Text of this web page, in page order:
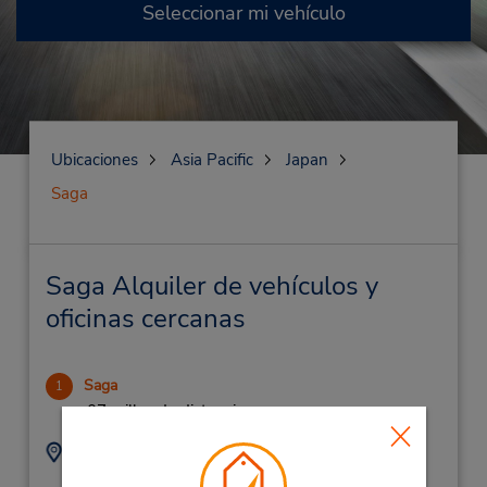
Seleccionar mi vehículo
Ubicaciones Asia Pacific
Japan
Saga
Saga Alquiler de vehículos y
oficinas cercanas
1 Saga
.07 millas de distancia
Dirección:
1-11-20, Ekimaechuo,
(81) 95 237 6492